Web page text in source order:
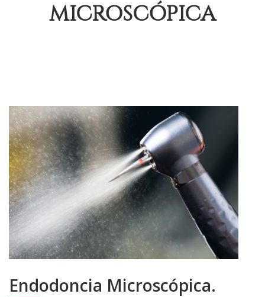
MICROSCÓPICA
Endodoncia Microscópica.